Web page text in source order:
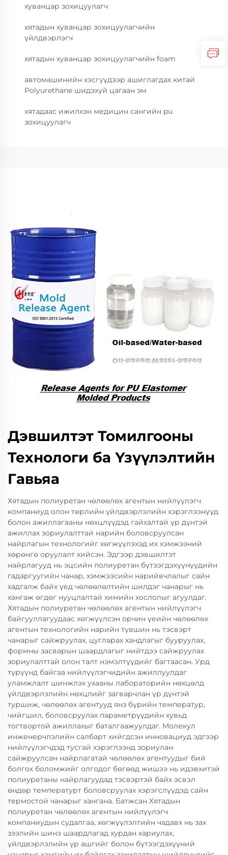
хуванцар зохицуулагч
хятадын хуванцар зохицуулагчийн
үйлдвэрлэгч
хятадын хуванцар зохицуулагчийн foam
автомашинийн хэсгүүдээр ашиглагдах китай
Polyurethane шидэхүй цагаан эм
хятадаас ижилхэн медицин сангийн pu
зохицуулагч
Дэвшилтэт Томилгооны
Технологи ба Үзүүлэлтийн
Гавьяа
Хятадын полиуретан чөлөөлөх агентын нийлүүлэгч
компаниуд олон төрлийн үйлдвэрлэлийн хэрэглээнүүд
болон ажиллагааны нөхцлүүдэд гайхалтай үр дүнтэй
ажиллах зориулалттай нарийн боловсруулсан
найрлагын технологийг хөгжүүлэхэд их хэмжээний
хөрөнгө оруулалт хийсэн. Эдгээр дэвшилтэт
найрлагууд нь эцсийн полиуретан бүтээгдэхүүнүүдийн
гадаргуугийн чанар, хэмжээсийн нарийвчлалыг сайн
хадгалж байх үед чөлөөлөлтийн шилдэг чанарыг нь
хангаж өгдөг нууцлалтай химийн хослолыг агуулдаг.
Хятадын полиуретан чөлөөлөх агентын нийлүүлэгч
байгууллагуудаас хөгжүүлсэн орчин үеийн чөлөөлөх
агентын технологийн нарийн түвшин нь тэсвэрт
чанарыг сайжруулах, цугларах хандлагыг бууруулах,
формны засварын шаардлагыг нийтдээ сайжруулах
зориулалттай олон талт нэмэлтүүдийг багтаасан. Урд
түрүүнд байгаа нийлүүлэгчидийн ажиллуулдаг
уламжлалт шинжлэх ухааны лабораторийн нөхцөлд
үйлдвэрлэлийн нөхцлийг загварчлан үр дүнтэй
туршиж, чөлөөлөх агентууд янз бүрийн температур,
чийгшил, боловсруулах параметрүүдийн хувьд
тогтвортой ажиллахыг баталгаажуулдаг. Молекул
инженерчлэлийн салбарт хийгдсэн инновациуд эдгээр
нийлүүлэгчдэд тусгай хэрэглээнд зориулан
сайжруулсан найрлагатай чөлөөлөх агентуудыг бий
болгох боломжийг олгодог бөгөөд жишээ нь идэвхитэй
полиуретаны найрлагуудад тэсвэртэй байх эсвэл
өндөр температурт боловсруулах хэрэгслүүдэд сайн
термостой чанарыг хангана. Батжсан Хятадын
полиуретан чөлөөлөх агентын нийлүүлэгч
компаниудын судалгаа, хөгжүүлэлтийн чадавх нь зах
зээлийн шинэ шаардлагад хурдан хариулах,
үйлдвэрлэлийн үр ашгийг болон бүтээгдэхүүний